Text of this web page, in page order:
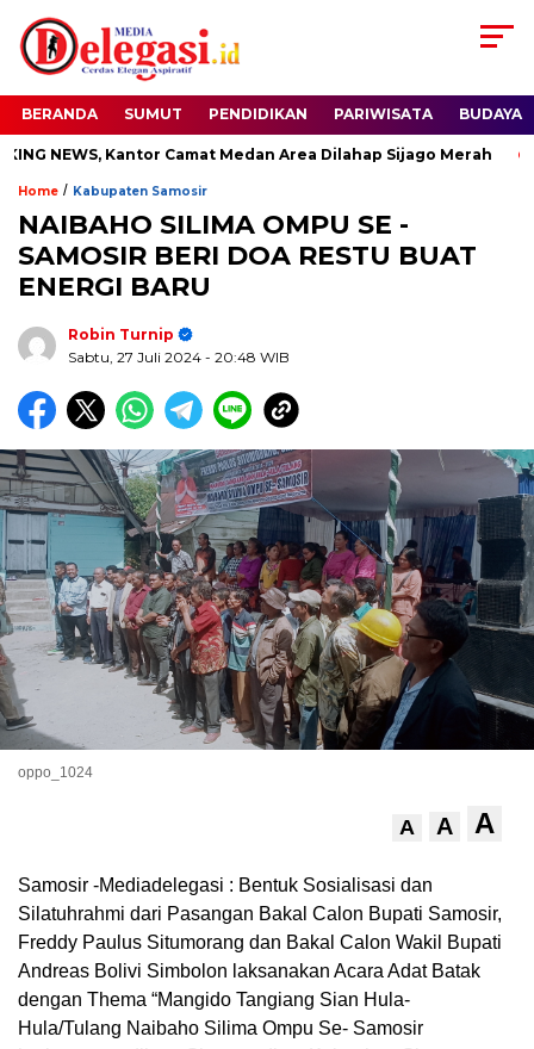
BERANDA SUMUT PENDIDIKAN PARIWISATA BUDAYA
NEWS, Kantor Camat Medan Area Dilahap Sijago Merah
Home / Kabupaten Samosir
NAIBAHO SILIMA OMPU SE -
SAMOSIR BERI DOA RESTU BUAT
ENERGI BARU
Robin Turnip
Sabtu, 27 Juli 2024 - 20:48 WIB
oppo_1024
A A A
Samosir -Mediadelegasi : Bentuk Sosialisasi dan
Silatuhrahmi dari Pasangan Bakal Calon Bupati Samosir,
Freddy Paulus Situmorang dan Bakal Calon Wakil Bupati
Andreas Bolivi Simbolon laksanakan Acara Adat Batak
dengan Thema “Mangido Tangiang Sian Hula-
Hula/Tulang Naibaho Silima Ompu Se- Samosir